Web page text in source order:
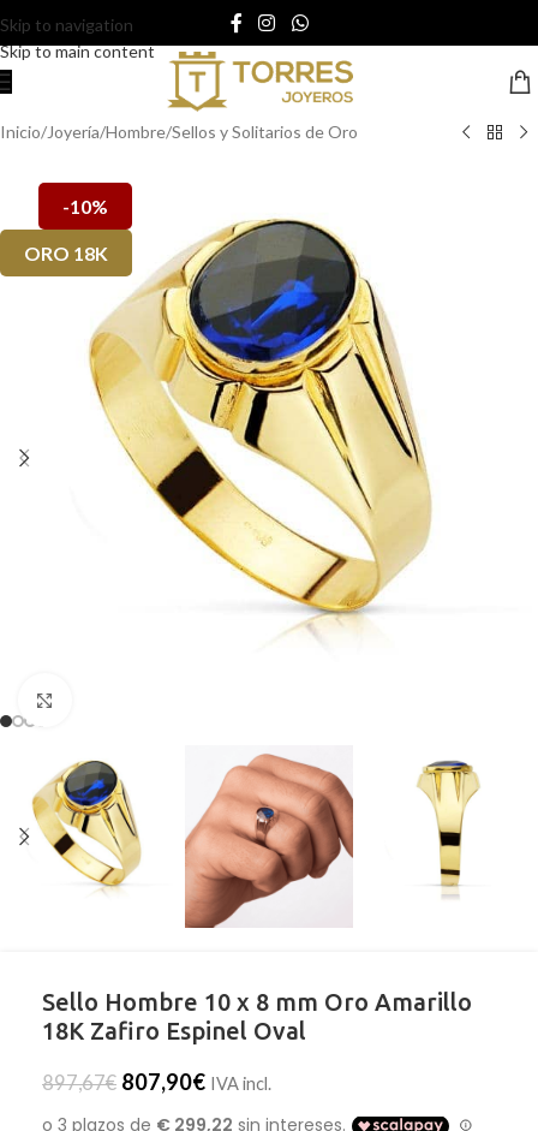
Skip to navigation
Skip to main content
Inicio/Joyería/Hombre/Sellos y Solitarios de Oro
-10%
ORO 18K
Sello Hombre 10 x 8 mm Oro Amarillo
18K Zafiro Espinel Oval
897,67€ 807,90€ IVA incl.